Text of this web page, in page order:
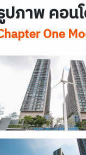
ปภาพ คอน
One